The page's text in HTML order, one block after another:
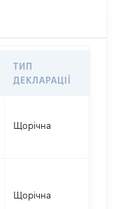
ТИП
ДЕКЛАРАЦІЇ
Щорічна
Щорічна